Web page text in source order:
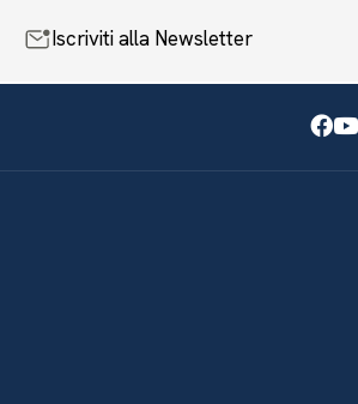
Iscriviti alla Newsletter